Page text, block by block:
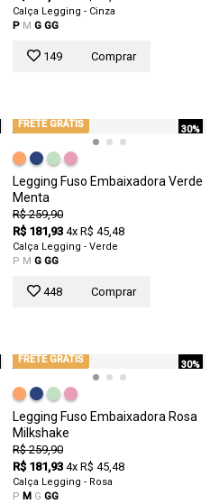
Calça Legging - Cinza
P M G GG
149 Comprar
30%
FRETE GRÁTIS
Legging Fuso Embaixadora Verde
Menta
R$ 259,90
R$ 181,93 4x R$ 45,48
Calça Legging - Verde
P M G GG
448 Comprar
30%
FRETE GRÁTIS
Legging Fuso Embaixadora Rosa
Milkshake
R$ 259,90
R$ 181,93 4x R$ 45,48
Calça Legging - Rosa
P M G GG